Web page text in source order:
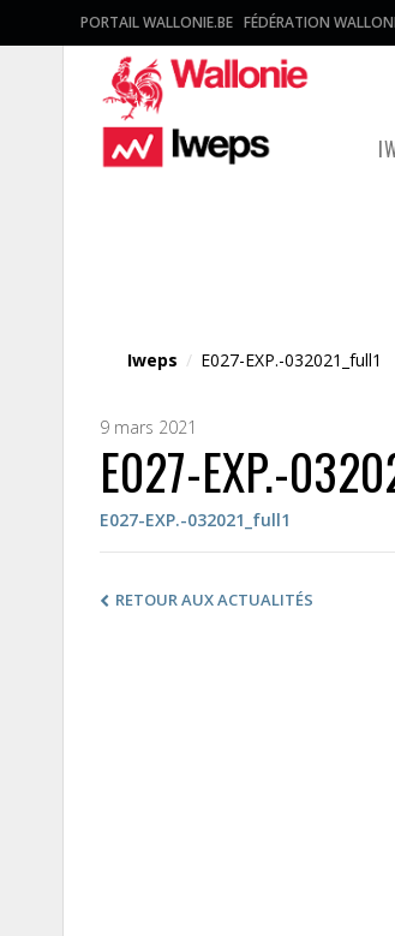
PORTAIL WALLONIE.BE FÉDÉRATION
Iweps / E027-EXP.-032021_full1
9 mars 2021
E027-EXP.-
E027-EXP.-032021_full1
RETOUR AUX ACTUALITÉS